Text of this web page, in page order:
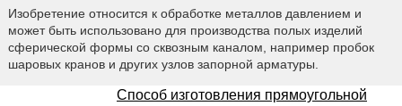
Изобретение относится к обработке металлов давлением и
может быть использовано для производства полых изделий
сферической формы со сквозным каналом, например пробок
шаровых кранов и других узлов запорной арматуры.
Способ изготовления прямоугольной